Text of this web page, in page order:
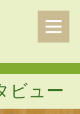
ビュー